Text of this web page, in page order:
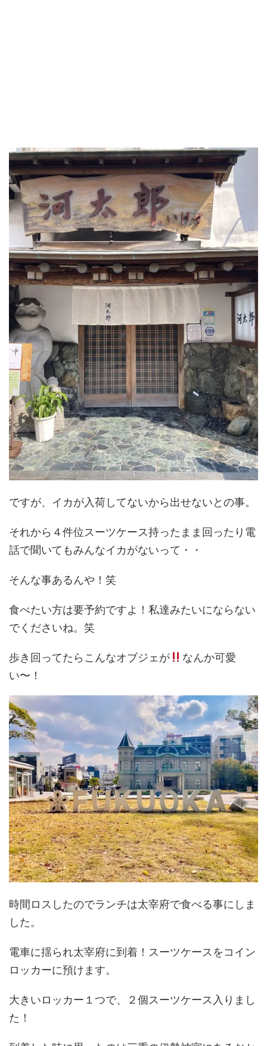
ですが、イカが入荷してないから出せないとの事。
それから４件位スーツケース持ったまま回ったり電
話で聞いてもみんなイカがないって・・
そんな事あるんや！笑
食べたい方は要予約ですよ！私達みたいにならない
でくださいね。笑
歩き回ってたらこんなオブジェが
なんか可愛
い〜！
時間ロスしたのでランチは太宰府で食べる事にしま
した。
電車に揺られ太宰府に到着！スーツケースをコイン
ロッカーに預けます。
大きいロッカー１つで、２個スーツケース入りまし
た！